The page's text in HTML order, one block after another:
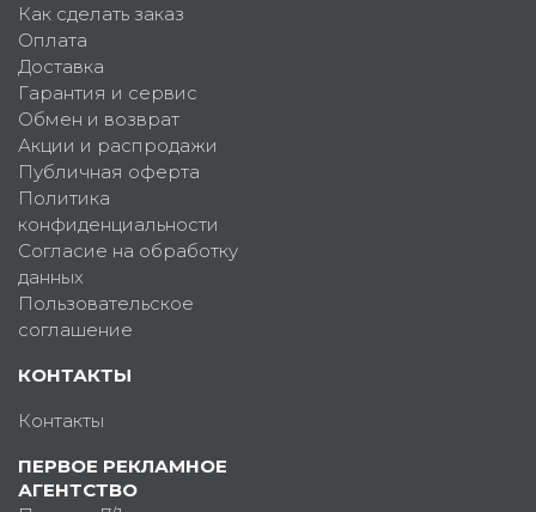
Как сделать заказ
Оплата
Доставка
Гарантия и сервис
Обмен и возврат
Акции и распродажи
Публичная оферта
Политика
конфиденциальности
Согласие на обработку
данных
Пользовательское
соглашение
КОНТАКТЫ
Контакты
ПЕРВОЕ РЕКЛАМНОЕ
АГЕНТСТВО